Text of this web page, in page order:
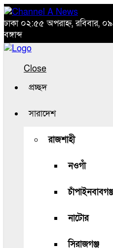
ঢাকা ০২:৫৫ অপরাহ্ন, রবিবার,
বঙ্গাব্দ
Close
প্রচ্ছদ
সারাদেশ
রাজশাহী
নওগাঁ
নাটোর
সিরাজগঞ্জ